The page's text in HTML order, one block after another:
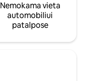
Nemokama vieta
automobiliui
patalpose